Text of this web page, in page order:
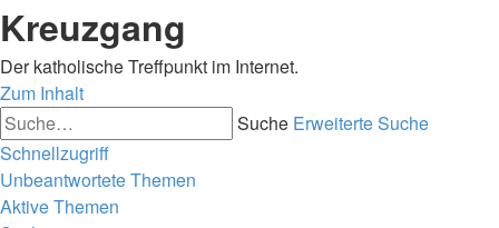
Kreuzgang
Der katholische Treffpunkt im Internet.
Zum Inhalt
Suche Erweiterte Suche
Schnellzugriff
Unbeantwortete Themen
Aktive Themen